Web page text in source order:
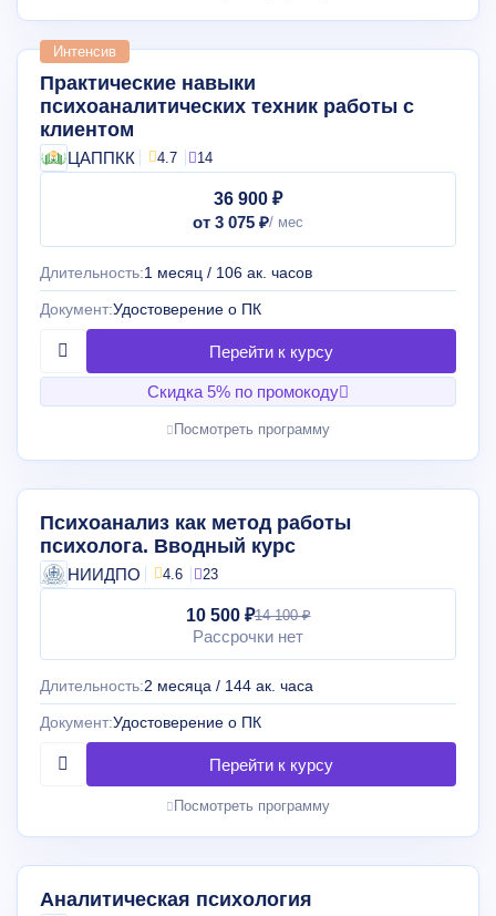
Интенсив
Практические навыки
психоаналитических техник работы с
клиентом
ЦАППКК 4.7 14
36 900 ₽
от 3 075 ₽
Длительность:1 месяц / 106 ак. часов
Документ:Удостоверение о ПК
Скидка 5% по промокоду
Посмотреть программу
Психоанализ как метод работы
психолога. Вводный курс
НИИДПО 4.6 23
10 500 ₽14 100 ₽
Рассрочки нет
Длительность:2 месяца / 144 ак. часа
Документ:Удостоверение о ПК
Посмотреть программу
Аналитическая психология